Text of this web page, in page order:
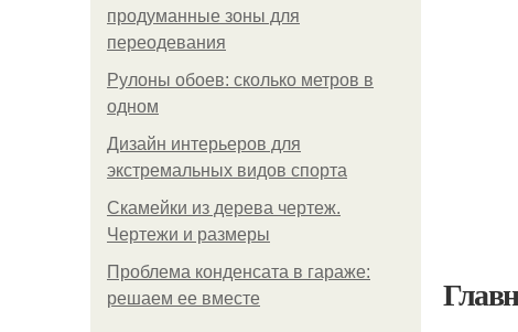
продуманные зоны для
переодевания
Рулоны обоев: сколько метров в
одном
Дизайн интерьеров для
экстремальных видов спорта
Скамейки из дерева чертеж.
Чертежи и размеры
Проблема конденсата в гараже:
решаем ее вместе